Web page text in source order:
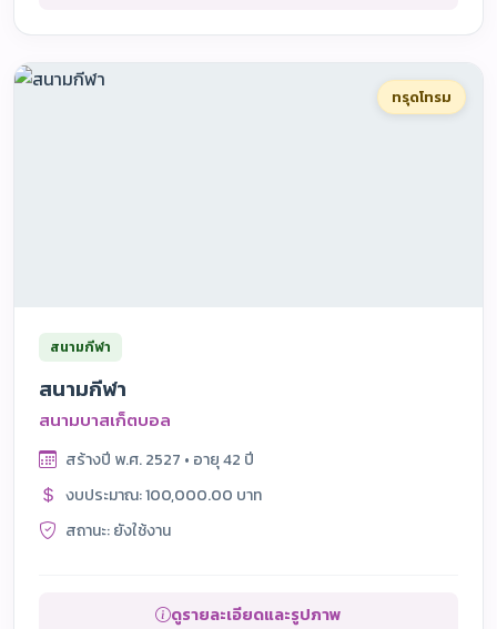
ทรุดโทรม
สนามกีฬา
สนามกีฬา
สนามบาสเก็ตบอล
สร้างปี พ.ศ. 2527 • อายุ 42 ปี
งบประมาณ: 100,000.00 บาท
สถานะ: ยังใช้งาน
ดูรายละเอียดและรูปภาพ